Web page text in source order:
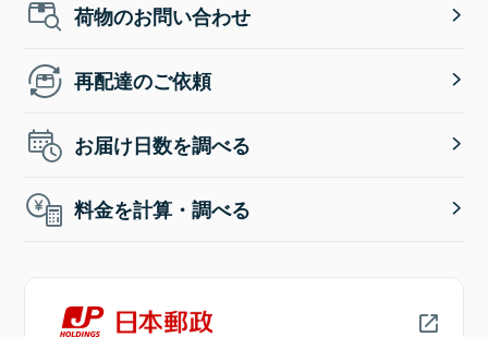
荷物のお問い合わせ
再配達のご依頼
お届け日数を調べる
料金を計算・調べる